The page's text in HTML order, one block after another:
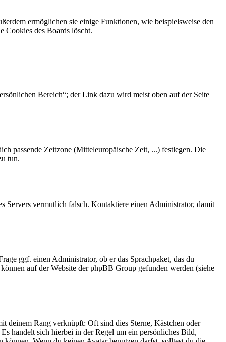
ermöglichen sie einige Funktionen, wie beispielsweise den
Cookies des Boards löscht.
Bereich“; der Link dazu wird meist oben auf der Seite
passende Zeitzone (Mitteleuropäische Zeit, ...) festlegen. Die
tun.
Servers vermutlich falsch. Kontaktiere einen Administrator, damit
ggf. einen Administrator, ob er das Sprachpaket, das du
auf der Website der phpBB Group gefunden werden (siehe
deinem Rang verknüpft: Oft sind dies Sterne, Kästchen oder
handelt sich hierbei in der Regel um ein persönliches Bild,